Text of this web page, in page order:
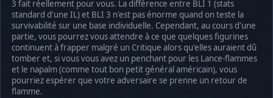
3 fait réellement pour vous. La différence entre BLI 1 (stats
standard d'une IL) et BLI 3 n'est pas énorme quand on teste la
survivabilité sur une base individuelle. Cependant, au cours d'une
partie, vous pourrez vous attendre à ce que quelques figurines
continuent à frapper malgré un Critique alors qu'elles auraient dû
tomber et, si vous vous avez un penchant pour les Lance-flammes
et le napalm (comme tout bon petit général américain), vous
pourriez espérer que votre adversaire se prenne un retour de
flamme.